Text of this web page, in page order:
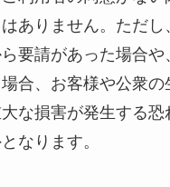
ありません。ただし
要請があった場合や
合、お客様や公衆の
な損害が発生する恐
なります。